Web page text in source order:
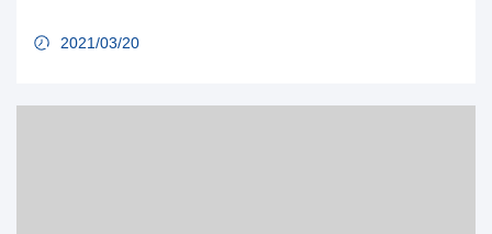
2021/03/20